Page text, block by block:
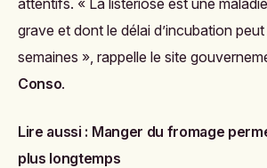
grave et dont le délai d’incubation peut
semaines », rappelle le site
Conso.
Lire aussi : Manger du fromage
plus longtemps